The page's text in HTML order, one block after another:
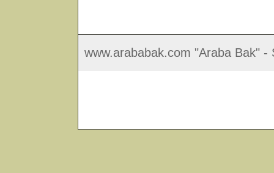
www.arababak.com "Araba Bak"